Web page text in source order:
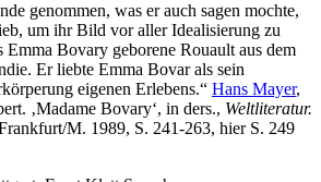
genommen, was er auch sagen mochte,
um ihr Bild vor aller Idealisierung zu
Emma Bovary geborene Rouault aus dem
Er liebte Emma Bovar als sein
eigenen Erlebens.“ Hans Mayer,
‚Madame Bovary‘, in ders., Weltliteratur.
M. 1989, S. 241-263, hier S. 249